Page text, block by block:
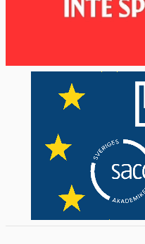
ett lönsamt
Stor granskning:
högern i EU
svenskarna håller
Flertalet svenska